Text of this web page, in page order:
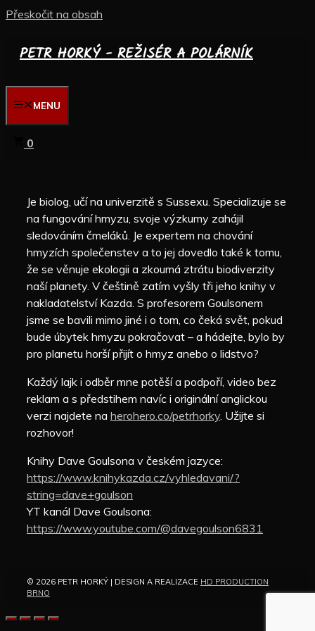
Přeskočit na obsah
PETR HORKÝ - REŽISÉR A POLÁRNÍK
MENU
0
Je biolog, učí na univerzitě s Sussexu. Specializuje se
na fungování hmyzu, svoje výzkumy zahájil
sledováním čmeláků. Je expertem na chování
hmyzích společenstev a to jej dovedlo také k tomu,
že se věnuje ekologii a zkoumá ztrátu biodiverzity
naší planety. V češtině zatím vyšly tři jeho knihy v
nakladatelství Kazda. S profesorem Goulsonem
jsme se bavili mimo jiné i o tom, co čeká svět, pokud
bude úbytek hmyzu pokračovat – a hádejte, bylo by
pro planetu horší přijít o hmyz anebo o lidstvo?
Každý lajk i odběr mne potěší a podpoří, video bez
reklam a s předstihem navíc i originální anglickou
verzi najdete na herohero.co/petrhorky. Užijte si
rozhovor!
Knihy Dave Goulsona v českém jazyce:
https://www.knihykazda.cz/vyhledavani/?
string=dave+goulson
YT kanál Dave Goulsona:
https://www.youtube.com/@davegoulson6831
© 2026 PETR HORKÝ | DESIGN A REALIZACE HD PRODUCTION
BRNO